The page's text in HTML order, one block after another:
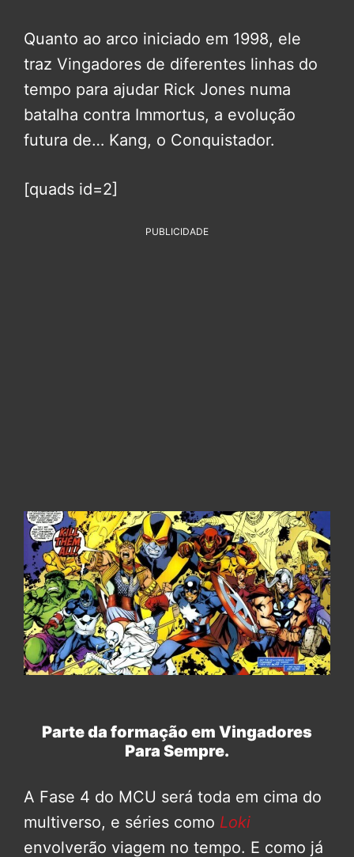
Quanto ao arco iniciado em 1998, ele
traz Vingadores de diferentes linhas do
tempo para ajudar Rick Jones numa
batalha contra Immortus, a evolução
futura de… Kang, o Conquistador.
[quads id=2]
PUBLICIDADE
Parte da formação em Vingadores
Para Sempre.
A Fase 4 do MCU será toda em cima do
multiverso, e séries como Loki
envolverão viagem no tempo. E como já